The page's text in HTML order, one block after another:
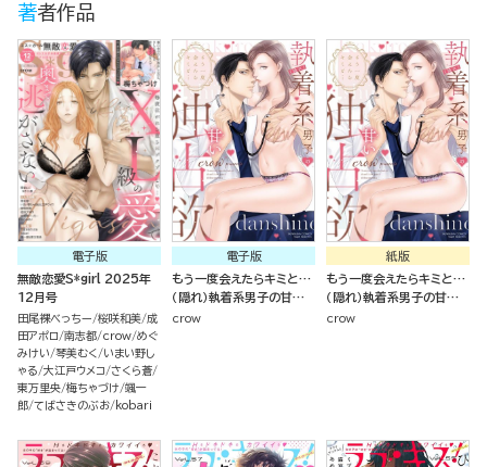
著者作品
電子版
無敵恋愛S*girl 2025年
12月号
田尾裸べっちー 桜咲和美 成
田アポロ 南志都 crow めぐ
みけい 琴美むく
いまい野し
ゃる 大江戸ウメコ さくら蒼
東万里央 梅ちゃづけ 颯一
郎 てばさきのぶお kobari
電子版
もう一度会えたらキミと…
（隠れ）執着系男子の甘い
独占欲 【かきおろし漫画＆
crow
紙版
もう一度会えたらキミと…
（隠れ）執着系男子の甘い
独占欲
crow